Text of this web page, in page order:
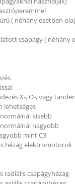
( néhány esetben
csapágy ( néhány
X-, O-, vagy
lehetséges
kisebb
normálnál nagyobb
mint C3
hézag elektromotorok
radiális csapágyhézag